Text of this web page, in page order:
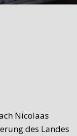
Nicolaas
des Landes